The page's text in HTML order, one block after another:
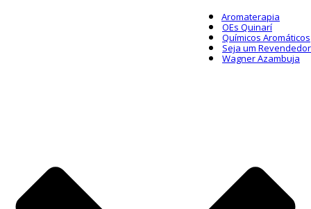
Aromaterapia
OEs Quinarí
Químicos Aromáticos
Seja um Revendedor
Wagner Azambuja